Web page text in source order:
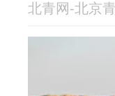
北青网-北京